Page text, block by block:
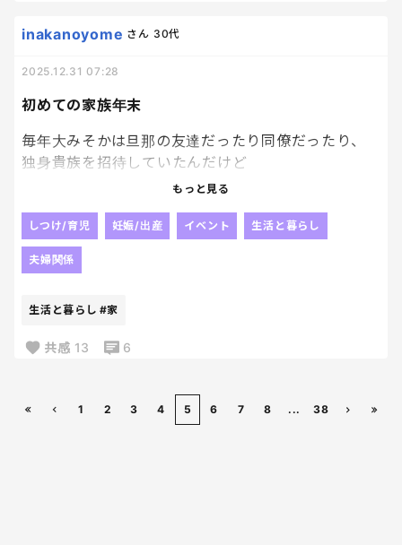
はなる。今年前厄の時点で結構災難降りかかってる
とりあえず年始以降にお守り買いに行ってお祓いし
てこよ、そうしよう。予約ページまでは行ってるの
来年の目標は健康第一。
ストレスはなるべくその日のうちに解消出来るよう
それなりにうまく生きる。馬だけに。笑
蕎麦食べて雑煮仕込みつつのんびり年越しかな。
皆さま、今年一年お疲れ様でした！そしてありがと
うございました✨
義実家行ったり旦那とずっと一緒だったりなんだり
に、、）が、良い年を迎えましょう！！
初めての家族年末
inakanoyome さん 30代
2025.12.31 07:28
毎年大みそかは旦那の友達だったり同僚だったり、
独身貴族を招待していたんだけど
となってみて思えば、
子供が産まれてからは初めての家族だけの年末じゃ
ない？と。
結婚してから２人きりで年末過ごしたことなくな
毎年誰かしらいるのよ。
だから、今年は子供たちをいつも通りに寝かせて
２人で年越ししようか、と目論見中。
もっと見る
しつけ/育児 妊娠/出産 イベント 生活と暮らし
夫婦関係
生活と暮らし #家
共感 13 6
1 2 3 4 5 6 7 8 ... 38